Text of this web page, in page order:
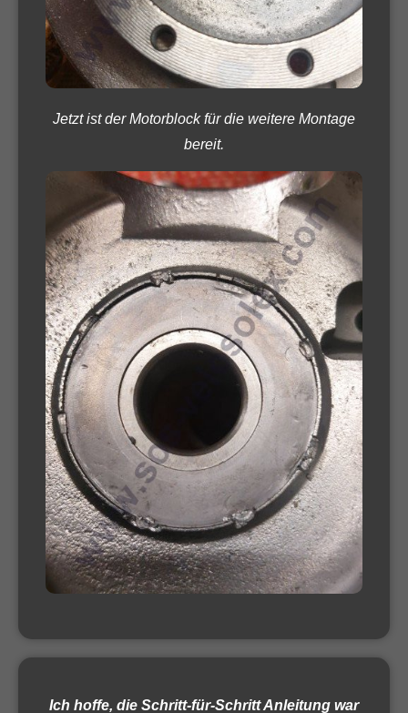
Jetzt ist der Motorblock für die weitere Montage
bereit.
Ich hoffe, die Schritt-für-Schritt Anleitung war